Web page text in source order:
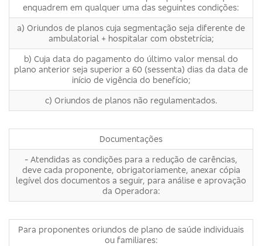
enquadrem em qualquer uma das seguintes condições:
a) Oriundos de planos cuja segmentação seja diferente de
ambulatorial + hospitalar com obstetrícia;
b) Cuja data do pagamento do último valor mensal do
plano anterior seja superior a 60 (sessenta) dias da data de
início de vigência do benefício;
c) Oriundos de planos não regulamentados.
Documentações
- Atendidas as condições para a redução de carências,
deve cada proponente, obrigatoriamente, anexar cópia
legível dos documentos a seguir, para análise e aprovação
da Operadora:
Para proponentes oriundos de plano de saúde individuais
ou familiares: